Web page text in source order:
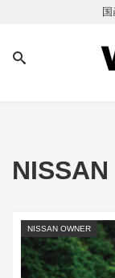
NISSAN OWNER